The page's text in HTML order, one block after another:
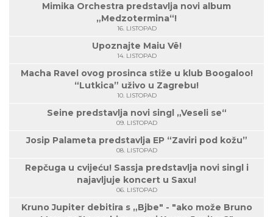
Mimika Orchestra predstavlja novi album
„Medzotermina“!
16. LISTOPAD
Upoznajte Maiu Vë!
14. LISTOPAD
Macha Ravel ovog prosinca stiže u klub Boogaloo!
“Lutkica” uživo u Zagrebu!
10. LISTOPAD
Seine predstavlja novi singl „Veseli se“
09. LISTOPAD
Josip Palameta predstavlja EP “Zaviri pod kožu”
08. LISTOPAD
Repčuga u cvijeću! Sassja predstavlja novi singl i
najavljuje koncert u Saxu!
06. LISTOPAD
Kruno Jupiter debitira s „Bjbe" - "ako može Bruno